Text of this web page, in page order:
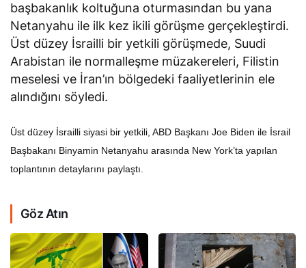
başbakanlık koltuğuna oturmasından bu yana
Netanyahu ile ilk kez ikili görüşme gerçekleştirdi.
Üst düzey İsrailli bir yetkili görüşmede, Suudi
Arabistan ile normalleşme müzakereleri, Filistin
meselesi ve İran’ın bölgedeki faaliyetlerinin ele
alındığını söyledi.
Üst düzey İsrailli siyasi bir yetkili, ABD Başkanı Joe Biden ile İsrail
Başbakanı Binyamin Netanyahu arasında New York’ta yapılan
toplantının detaylarını paylaştı.
Göz Atın